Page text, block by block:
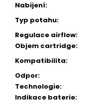
Nabijení:
Typ potahu:
Regulace airflow:
Objem cartridge:
Kompatibilita:
Odpor:
Technologie:
Indikace baterie: